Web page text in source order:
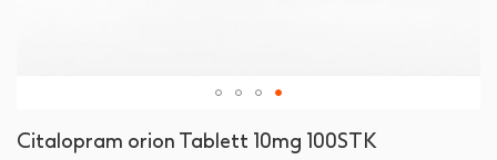
Citalopram orion Tablett 10mg 100STK
til